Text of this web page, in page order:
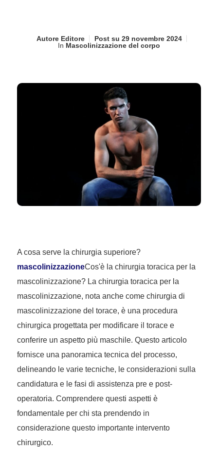
AutoreEditore Post su 29 novembre 2024
In Mascolinizzazione del corpo
A cosa serve la chirurgia superiore?
mascolinizzazioneCos'è la chirurgia toracica per la
mascolinizzazione? La chirurgia toracica per la
mascolinizzazione, nota anche come chirurgia di
mascolinizzazione del torace, è una procedura
chirurgica progettata per modificare il torace e
conferire un aspetto più maschile. Questo articolo
fornisce una panoramica tecnica del processo,
delineando le varie tecniche, le considerazioni sulla
candidatura e le fasi di assistenza pre e post-
operatoria. Comprendere questi aspetti è
fondamentale per chi sta prendendo in
considerazione questo importante intervento
chirurgico.